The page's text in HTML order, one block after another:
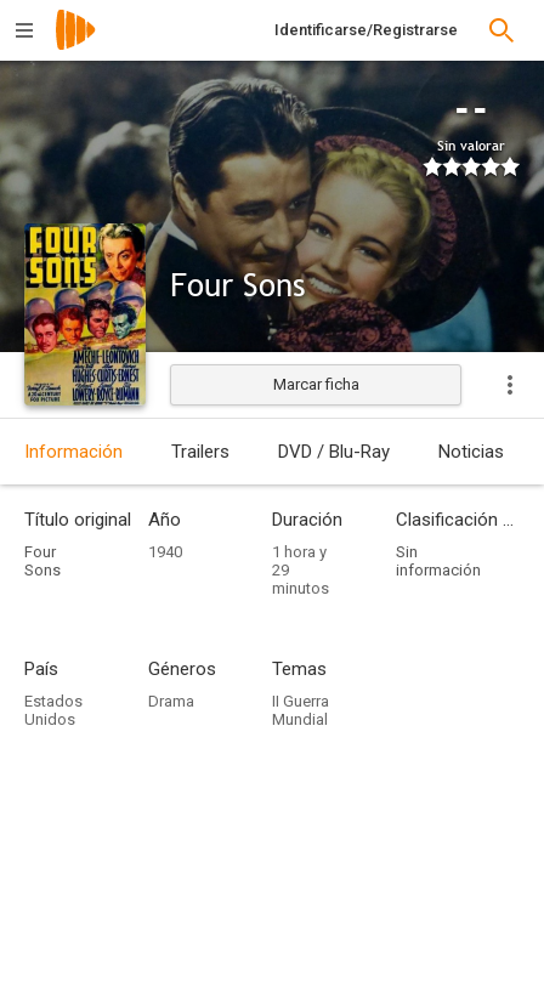
Identificarse/Registrarse
--
Sin valorar
Four Sons
Estrenada
Marcar ficha
Información Trailers DVD / Blu-Ray Noticias
Título original
Four
Sons
Año
1940
Duración
1 hora y
29
minutos
Clasificación por edades
Sin
información
País
Estados
Unidos
Géneros
Drama
Temas
II Guerra
Mundial